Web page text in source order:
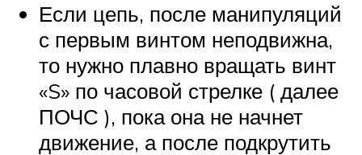
Если цепь, после манипуляций
с первым винтом неподвижна,
то нужно плавно вращать винт
«S» по часовой стрелке ( далее
ПОЧС ), пока она не начнет
движение, а после подкрутить